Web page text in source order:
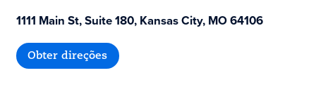
1111 Main St, Suite 180, Kansas City, MO 64106
Obter direções